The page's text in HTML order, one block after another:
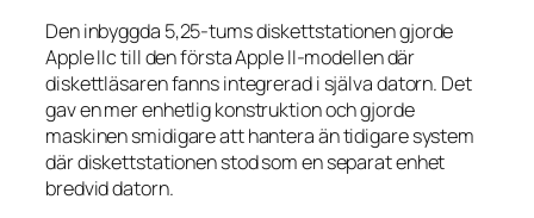
Den inbyggda 5,25-tums diskettstationen gjorde
Apple IIc till den första Apple II-modellen där
diskettläsaren fanns integrerad i själva datorn. Det
gav en mer enhetlig konstruktion och gjorde
maskinen smidigare att hantera än tidigare system
där diskettstationen stod som en separat enhet
bredvid datorn.